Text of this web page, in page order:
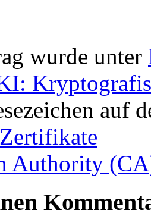
wurde unter
auf
Authority